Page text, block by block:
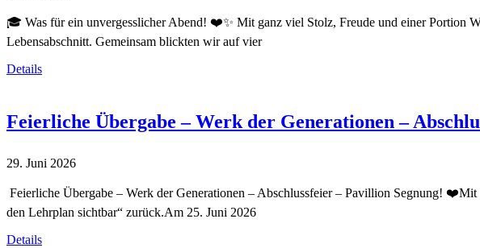
🎓 Was für ein unvergesslicher Abend! ❤️✨ Mit ganz viel Stolz, Freude und einer Portion
Lebensabschnitt. Gemeinsam blickten wir auf vier
Details
Feierliche Übergabe – Werk der Generationen –
29. Juni 2026
Feierliche Übergabe – Werk der Generationen – Abschlussfeier – Pavillion Segnung!
den Lehrplan sichtbar“ zurück.Am 25. Juni 2026
Details